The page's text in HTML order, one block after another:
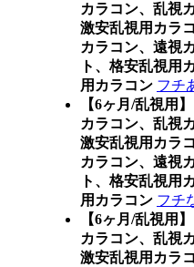
カラコン、乱視
激安乱視用カラ
カラコン、遠視
ト、格安乱視用
用カラコン フチ
【6ヶ月/乱視用
カラコン、乱視
激安乱視用カラ
カラコン、遠視
ト、格安乱視用
用カラコン フチ
【6ヶ月/乱視用
カラコン、乱視
激安乱視用カラ